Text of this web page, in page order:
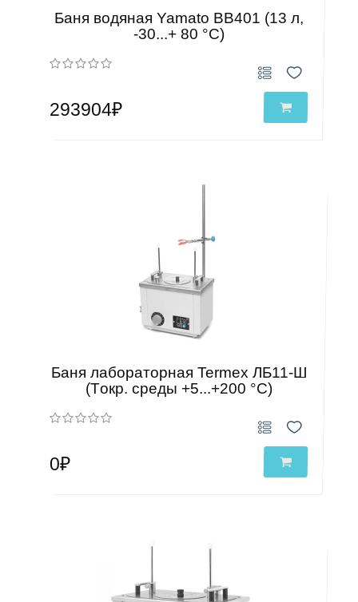
Баня водяная Yamato BB401 (13 л,
-30...+ 80 °C)
293904₽
Баня лабораторная Termex ЛБ11-Ш
(Tокр. среды +5...+200 °С)
0₽